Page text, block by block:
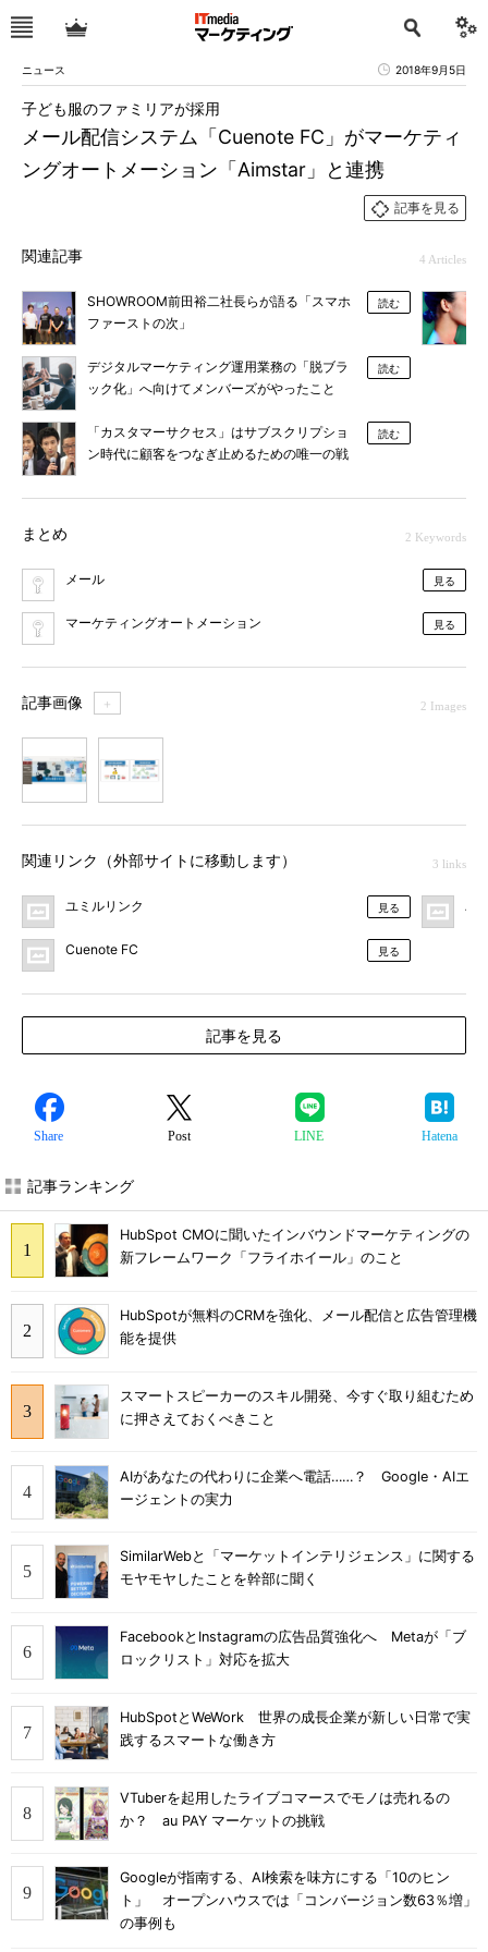
ニュース 2018年9月5日
メール配信システム「Cuenote FC」がマーケティ
ングオートメーション「Aimstar」と連携
子ども服のファミリアが採用
記事を見る
関連記事 4 Articles
SHOWROOM前田裕二社長らが語る「スマホ
ファーストの次」
読む
デジタルマーケティング運用業務の「脱ブラ
ック化」へ向けてメンバーズがやったこと
読む
「カスタマーサクセス」はサブスクリプショ
ン時代に顧客をつなぎ止めるための唯一の戦
読む
まとめ 2 Keywords
メール 見る
マーケティングオートメーション 見る
記事画像 ＋ 2 Images
関連リンク（外部サイトに移動します） 3 links
ユミルリンク 見る
Cuenote FC 見る
記事を見る
Share Post LINE Hatena
記事ランキング
HubSpot CMOに聞いたインバウンドマーケティングの
新フレームワーク「フライホイール」のこと
HubSpotが無料のCRMを強化、メール配信と広告管理機
能を提供
スマートスピーカーのスキル開発、今すぐ取り組むため
に押さえておくべきこと
AIがあなたの代わりに企業へ電話……？ Google・AIエ
ージェントの実力
SimilarWebと「マーケットインテリジェンス」に関する
モヤモヤしたことを幹部に聞く
FacebookとInstagramの広告品質強化へ Metaが「ブ
ロックリスト」対応を拡大
HubSpotとWeWork 世界の成長企業が新しい日常で実
践するスマートな働き方
VTuberを起用したライブコマースでモノは売れるの
か？ au PAY マーケットの挑戦
Googleが指南する、AI検索を味方にする「10のヒン
ト」 オープンハウスでは「コンバージョン数63％増」
の事例も